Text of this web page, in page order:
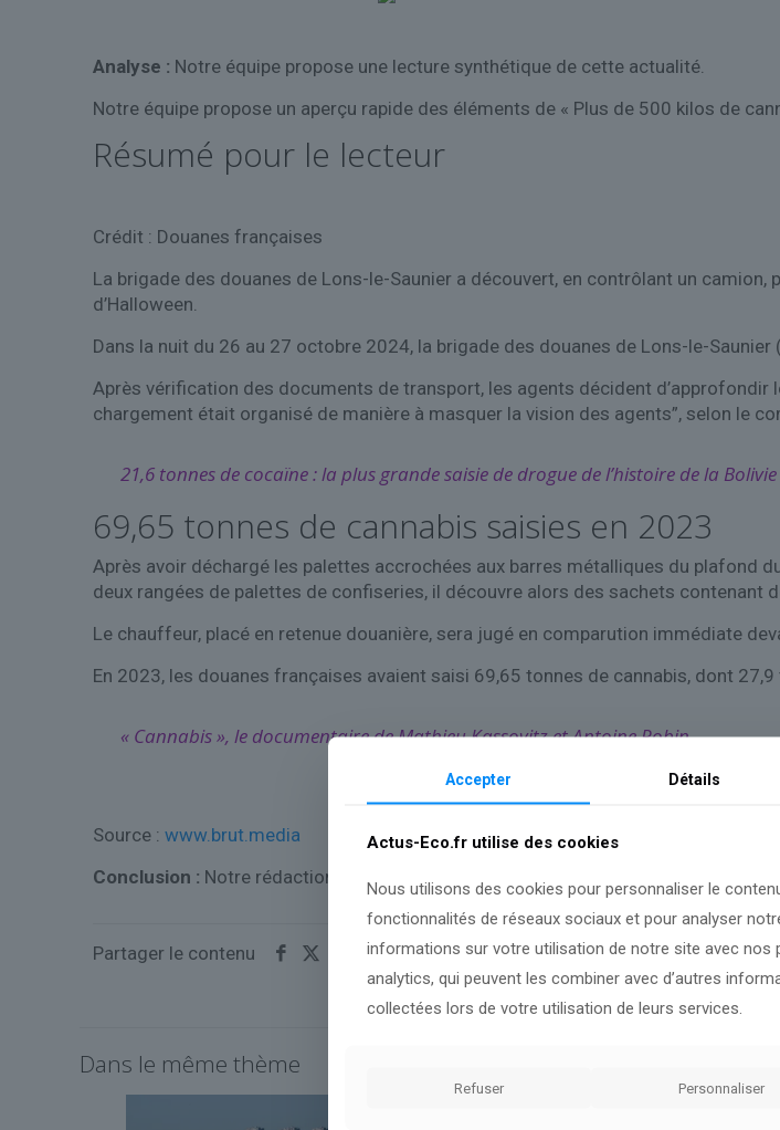
Analyse : Notre équipe propose une lecture synthétique de cette actualité.
Notre équipe propose un aperçu rapide des éléments de « Plus de 500 kilos de
Résumé pour le lecteur
Crédit : Douanes françaises
La brigade des douanes de Lons-le-Saunier a découvert, en contrôlant un
d’Halloween.
Dans la nuit du 26 au 27 octobre 2024, la brigade des douanes de Lons-le-
Après vérification des documents de transport, les agents décident d’approfondir
chargement était organisé de manière à masquer la vision des agents”, selon le
21,6 tonnes de cocaïne : la plus grande saisie de drogue de l’histoire de la Bolivie
69,65 tonnes de cannabis saisies en 2023
Après avoir déchargé les palettes accrochées aux barres métalliques du plafond
deux rangées de palettes de confiseries, il découvre alors des sachets contenant
Le chauffeur, placé en retenue douanière, sera jugé en comparution immédiate
En 2023, les douanes françaises avaient saisi 69,65 tonnes de cannabis, dont 27,9
« Cannabis », le documentaire de Mathieu Kassovitz et Antoine Robin
Source : www.brut.media
Conclusion : Notre rédaction reste attentive à l'évolution de cette actualité.
Partager le contenu
Dans le même thème
Accepter Détails
Actus-Eco.fr utilise des cookies
Nous utilisons des cookies pour personnaliser le
fonctionnalités de réseaux sociaux et pour analyser
informations sur votre utilisation de notre site avec nos
analytics, qui peuvent les combiner avec d’autres
collectées lors de votre utilisation de leurs services.
Refuser Personnaliser